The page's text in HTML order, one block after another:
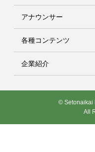
アナウンサー
各種コンテンツ
企業紹介
© Setonaikai
All